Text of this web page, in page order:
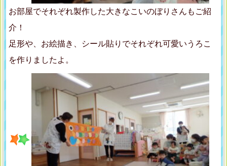
お部屋でそれぞれ製作した大きなこいのぼりさんもご紹
介！
足形や、お絵描き、シール貼りでそれぞれ可愛いうろこ
を作りましたよ。